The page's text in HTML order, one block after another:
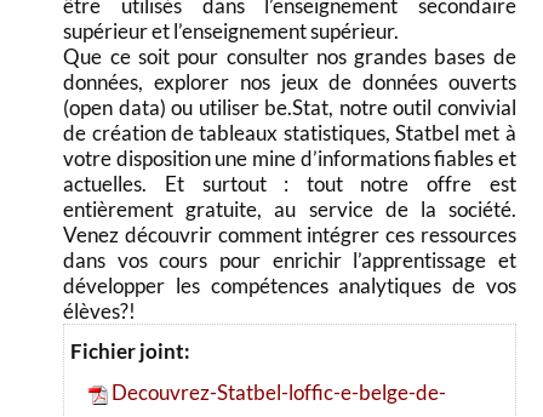
être utilisés dans l’enseignement secondaire
supérieur et l’enseignement supérieur.
Que ce soit pour consulter nos grandes bases de
données, explorer nos jeux de données ouverts
(open data) ou utiliser be.Stat, notre outil convivial
de création de tableaux statistiques, Statbel met à
votre disposition une mine d’informations fiables et
actuelles. Et surtout : tout notre offre est
entièrement gratuite, au service de la société.
Venez découvrir comment intégrer ces ressources
dans vos cours pour enrichir l’apprentissage et
développer les compétences analytiques de vos
élèves?!
Fichier joint:
Decouvrez-Statbel-loffic-e-belge-de-